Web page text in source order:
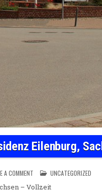
Eilenburg,
A COMMENTON PFLEGEFACHKRAFT (W/
POSTED IN
UNCATEGORIZED
– Vollzeit